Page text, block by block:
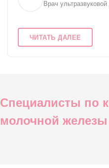
Врач ультразвуковой
ЧИТАТЬ ДАЛЕЕ
Специалисты по
молочной железы